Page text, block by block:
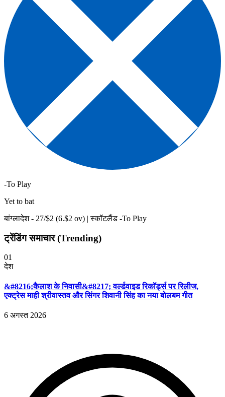
-To Play
Yet to bat
बांग्लादेश - 27/$2 (6.$2 ov) | स्कॉटलैंड -To Play
ट्रेंडिंग समाचार (Trending)
01
देश
&#8216;कैलाश के निवासी&#8217; वर्ल्डवाइड रिकॉर्ड्स पर रिलीज,
एक्ट्रेस माही श्रीवास्तव और सिंगर शिवानी सिंह का नया बोलबम गीत
6 अगस्त 2026